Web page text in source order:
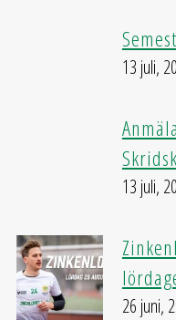
13 juli,
13 juli,
26 juni,